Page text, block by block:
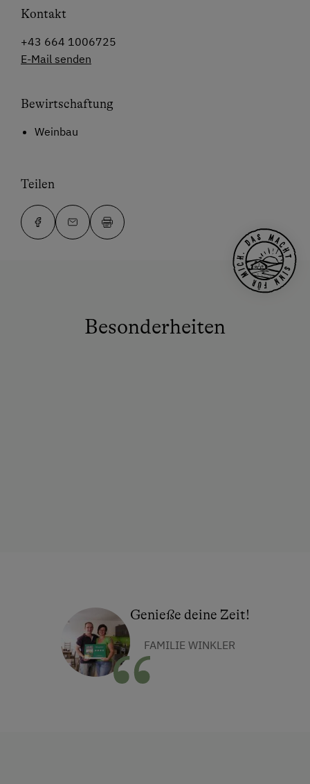
Kontakt
+43 664 1006725
E-Mail senden
Bewirtschaftung
Weinbau
Teilen
Besonderheiten
Genieße deine Zeit!
FAMILIE WINKLER